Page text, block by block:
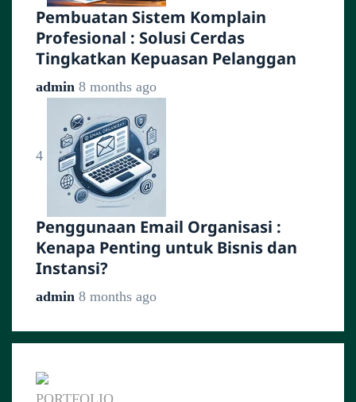
Pembuatan Sistem Komplain
Profesional : Solusi Cerdas
Tingkatkan Kepuasan Pelanggan
admin 8 months ago
4
Penggunaan Email Organisasi :
Kenapa Penting untuk Bisnis dan
Instansi?
admin 8 months ago
PORTFOLIO